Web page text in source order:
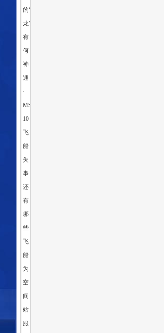
的“鲲
龙”AG600
有
何
神
通
·
MS-
10
飞
船
失
事
还
有
哪
些
飞
船
为
空
间
站
服